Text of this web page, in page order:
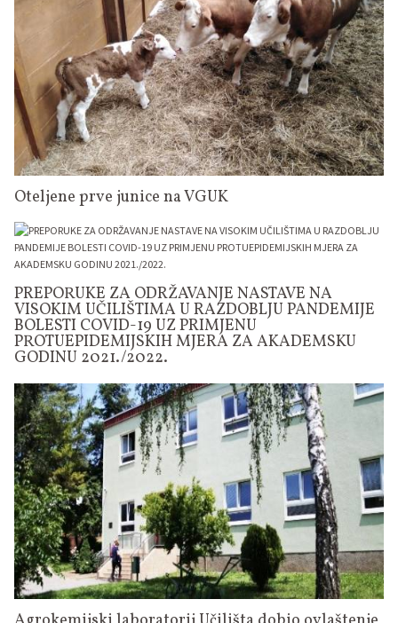
Oteljene prve junice na VGUK
PREPORUKE ZA ODRŽAVANJE NASTAVE NA
VISOKIM UČILIŠTIMA U RAZDOBLJU PANDEMIJE
BOLESTI COVID-19 UZ PRIMJENU
PROTUEPIDEMIJSKIH MJERA ZA AKADEMSKU
GODINU 2021./2022.